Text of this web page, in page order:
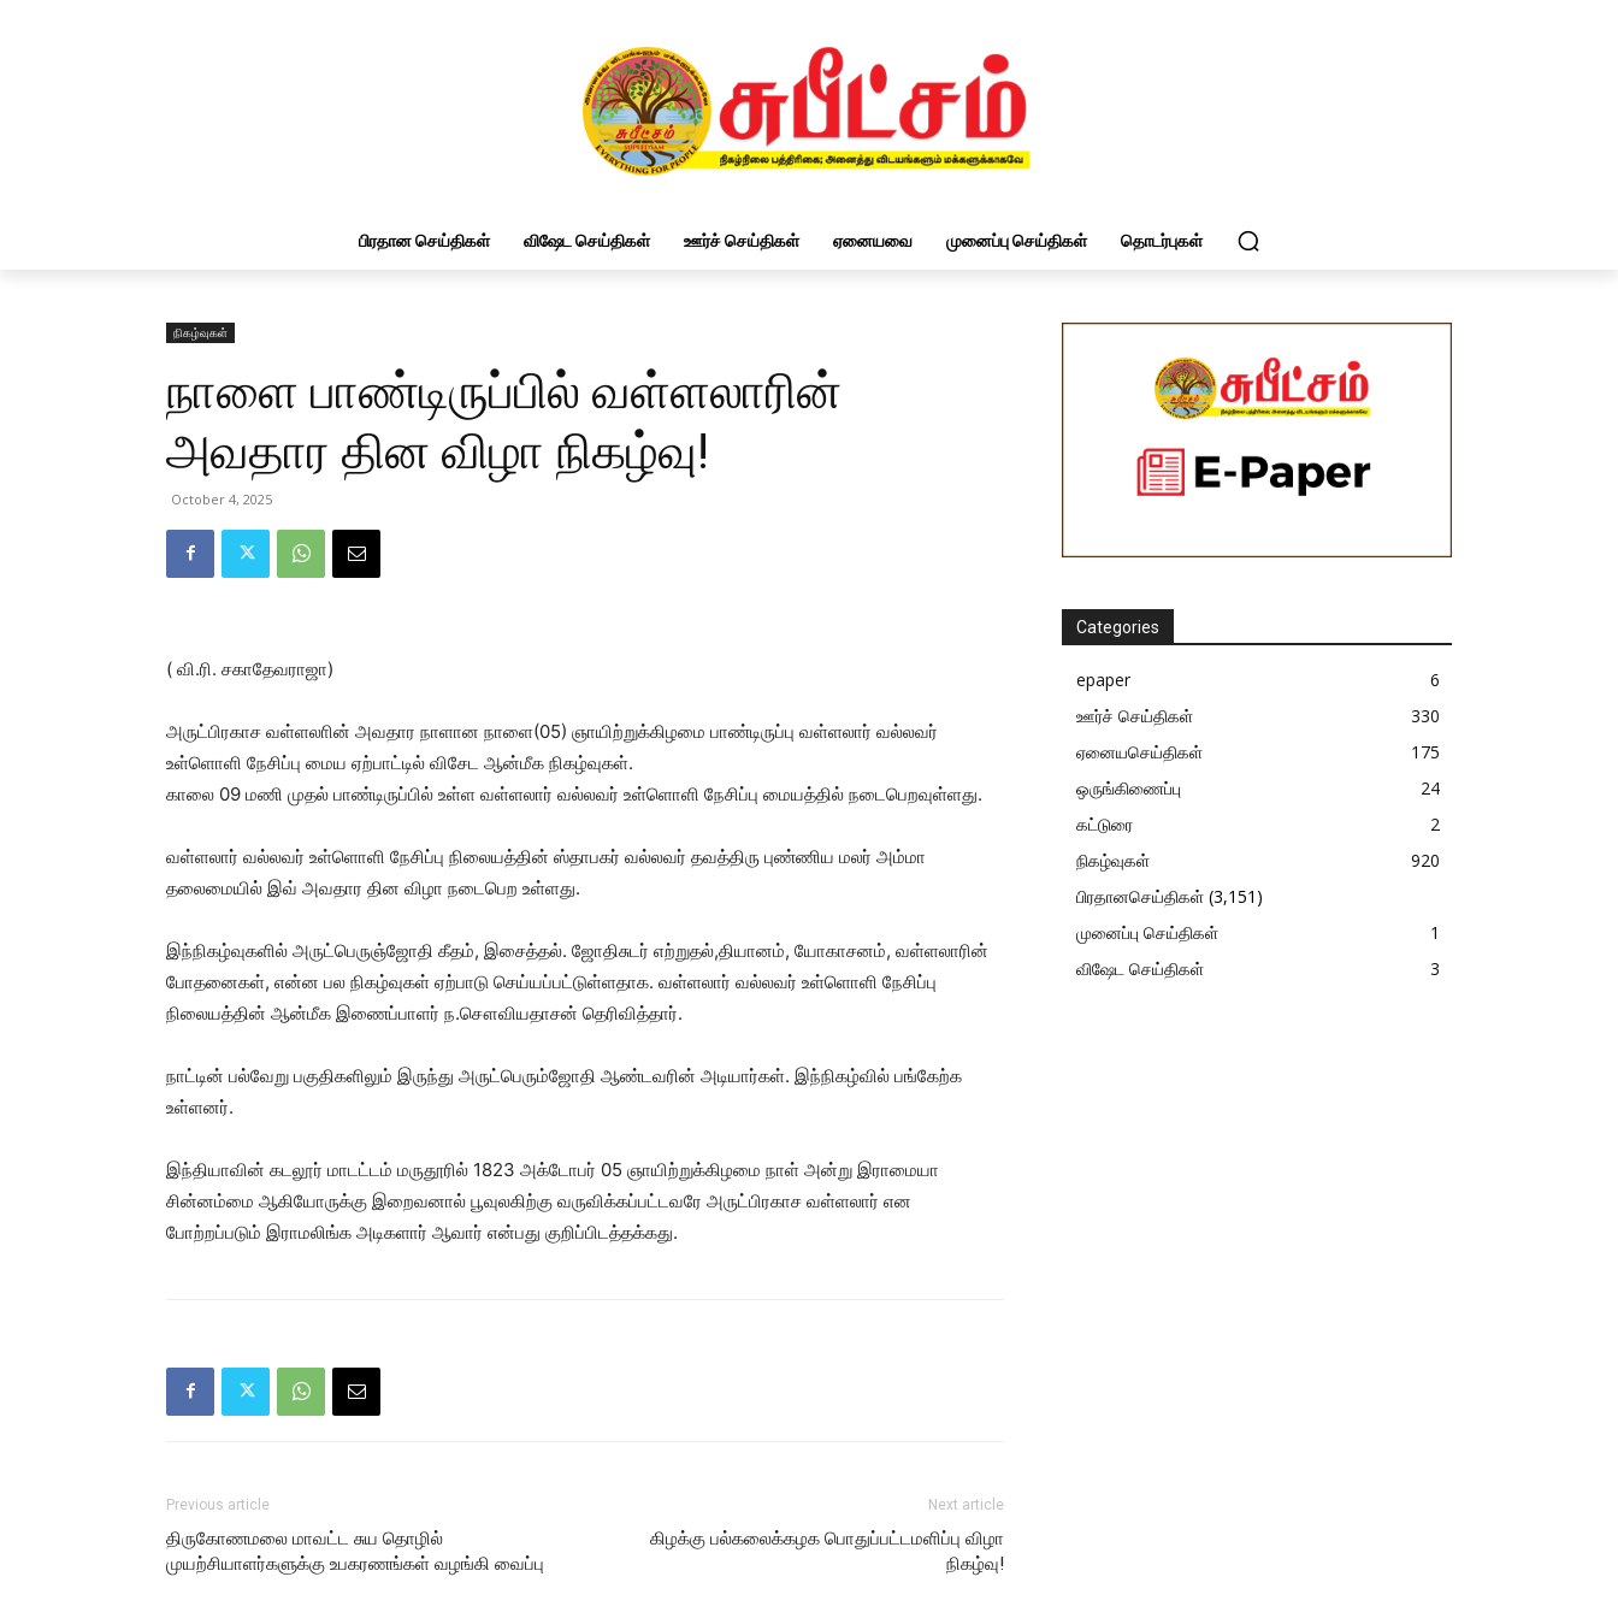
பிரதான செய்திகள் விஷேட செய்திகள் ஊர்ச் செய்திகள் ஏனையவை முனைப்பு செய்திகள் தொடர்புகள்
நிகழ்வுகள்
நாளை பாண்டிருப்பில் வள்ளலாரின்
அவதார தின விழா நிகழ்வு!
October 4, 2025
( வி.ரி. சகாதேவராஜா)
அருட்பிரகாச வள்ளலாின் அவதார நாளான நாளை(05) ஞாயிற்றுக்கிழமை பாண்டிருப்பு வள்ளலார் வல்லவர்
உள்ளொளி நேசிப்பு மைய ஏற்பாட்டில் விசேட ஆன்மீக நிகழ்வுகள்.
காலை 09 மணி முதல் பாண்டிருப்பில் உள்ள வள்ளலார் வல்லவர் உள்ளொளி நேசிப்பு மையத்தில் நடைபெறவுள்ளது.
வள்ளலார் வல்லவர் உள்ளொளி நேசிப்பு நிலையத்தின் ஸ்தாபகர் வல்லவர் தவத்திரு புண்ணிய மலர் அம்மா
தலைமையில் இவ் அவதார தின விழா நடைபெற உள்ளது.
இந்நிகழ்வுகளில் அருட்பெருஞ்ஜோதி கீதம், இசைத்தல். ஜோதிசுடர் எற்றுதல்,தியானம், யோகாசனம், வள்ளலாரின்
போதனைகள், என்ன பல நிகழ்வுகள் ஏற்பாடு செய்யப்பட்டுள்ளதாக. வள்ளலார் வல்லவர் உள்ளொளி நேசிப்பு
நிலையத்தின் ஆன்மீக இணைப்பாளர் ந.சௌவியதாசன் தெரிவித்தார்.
நாட்டின் பல்வேறு பகுதிகளிலும் இருந்து அருட்பெரும்ஜோதி ஆண்டவரின் அடியார்கள். இந்நிகழ்வில் பங்கேற்க
உள்ளனர்.
இந்தியாவின் கடலூர் மாடட்டம் மருதூரில் 1823 அக்டோபர் 05 ஞாயிற்றுக்கிழமை நாள் அன்று இராமையா
சின்னம்மை ஆகியோருக்கு இறைவனால் பூவுலகிற்கு வருவிக்கப்பட்டவரே அருட்பிரகாச வள்ளலார் என
போற்றப்படும் இராமலிங்க அடிகளார் ஆவார் என்பது குறிப்பிடத்தக்கது.
Previous article
திருகோணமலை மாவட்ட சுய தொழில்
முயற்சியாளர்களுக்கு உபகரணங்கள் வழங்கி வைப்பு
Next article
கிழக்கு பல்கலைக்கழக பொதுப்பட்டமளிப்பு விழா
நிகழ்வு!
Categories
epaper
6
ஊர்ச் செய்திகள்
330
ஏனையசெய்திகள்
175
ஒருங்கிணைப்பு
24
கட்டுரை
2
நிகழ்வுகள்
920
பிரதானசெய்திகள் (3,151)
முனைப்பு செய்திகள்
1
விஷேட செய்திகள்
3